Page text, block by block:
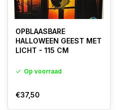
OPBLAASBARE
HALLOWEEN GEEST MET
LICHT - 115 CM
Op voorraad
€37,50